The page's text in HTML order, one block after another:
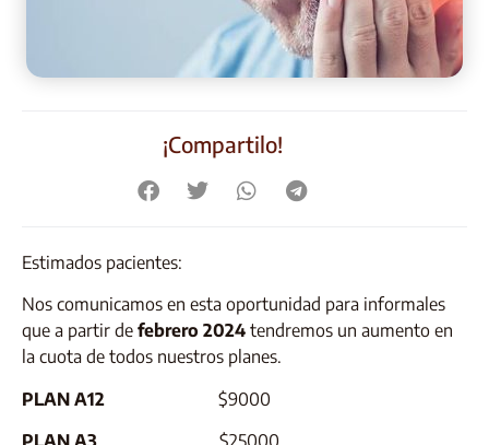
¡Compartilo!
Estimados pacientes:
Nos comunicamos en esta oportunidad para informales
que a partir de febrero 2024 tendremos un aumento en
la cuota de todos nuestros planes.
PLAN A12 $9000